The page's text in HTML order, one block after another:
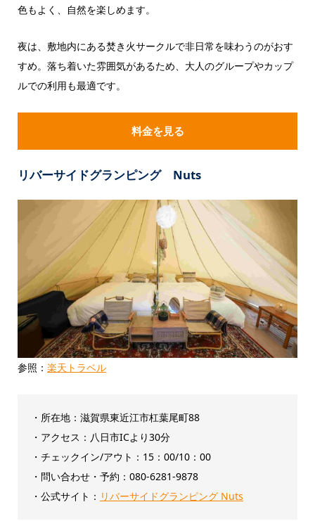
色もよく、自然を楽しめます。
夜は、敷地内にある焚き火サークルで非日常を味わうのがおす
すめ。落ち着いた雰囲気があるため、大人のグループやカップ
ルでの利用も最適です。
料金を見る
リバーサイドグランピング Nuts
参照： 楽天トラベル
・所在地：滋賀県東近江市杠葉尾町88
・アクセス：八日市ICより30分
・チェックイン/アウト：‎15：00/10：00
・問い合わせ・予約：080-6281-9878
・公式サイト： リバーサイドグランピング Nuts